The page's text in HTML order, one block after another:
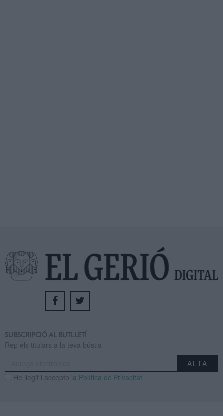
SUBSCRIPCIÓ AL BUTLLETÍ
Rep els titulars a la teva bústia
He llegit i accepto la Política de Privacitat